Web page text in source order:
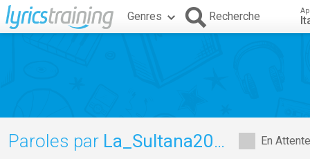
Genres Recherche
En
Paroles par La_Sultana2020